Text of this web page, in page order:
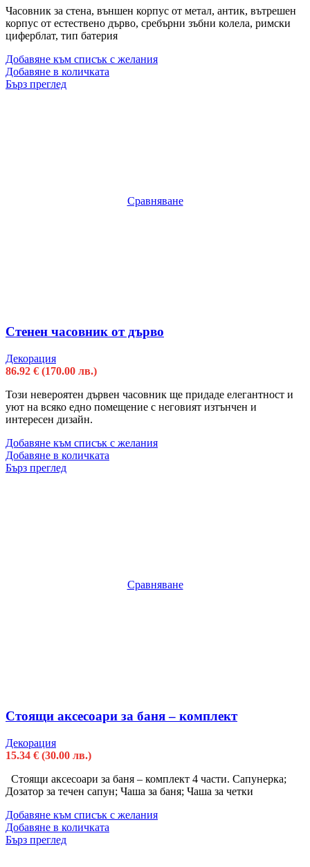
Часовник за стена, външен корпус от метал, антик, вътрешен
корпус от естествено дърво, сребърни зъбни колела, римски
циферблат, тип батерия
Добавяне към списък с желания
Добавяне в количката
Бърз преглед
Сравняване
Стенен часовник от дърво
Декорация
86.92 € (170.00 лв.)
Този невероятен дървен часовник ще придаде елегантност и
уют на всяко едно помещение с неговият изтънчен и
интересен дизайн.
Добавяне към списък с желания
Добавяне в количката
Бърз преглед
Сравняване
Стоящи аксесоари за баня – комплект
Декорация
15.34 € (30.00 лв.)
Стоящи аксесоари за баня – комплект 4 части. Сапунерка;
Дозатор за течен сапун; Чаша за баня; Чаша за четки
Добавяне към списък с желания
Добавяне в количката
Бърз преглед